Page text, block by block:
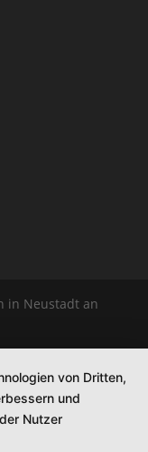
in Neustadt an
von Dritten,
und
Nutzer